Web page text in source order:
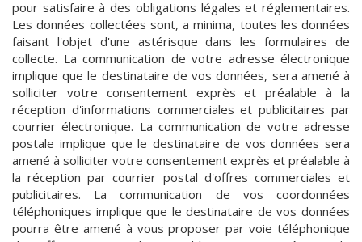
pour satisfaire à des obligations légales et réglementaires.
Les données collectées sont, a minima, toutes les données
faisant l'objet d'une astérisque dans les formulaires de
collecte. La communication de votre adresse électronique
implique que le destinataire de vos données, sera amené à
solliciter votre consentement exprès et préalable à la
réception d'informations commerciales et publicitaires par
courrier électronique. La communication de votre adresse
postale implique que le destinataire de vos données sera
amené à solliciter votre consentement exprès et préalable à
la réception par courrier postal d'offres commerciales et
publicitaires. La communication de vos coordonnées
téléphoniques implique que le destinataire de vos données
pourra être amené à vous proposer par voie téléphonique